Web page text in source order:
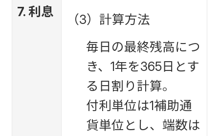
7. 利息
（3）計算方法
毎日の最終残高につ
き、1年を365日とす
る日割り計算。
付利単位は1補助通
貨単位とし、端数は